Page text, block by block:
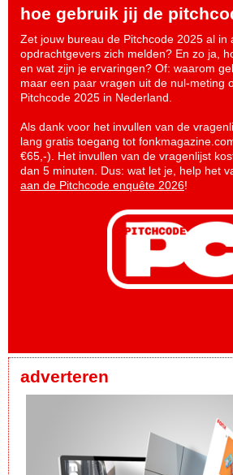
hoe gebruik jij de
Zet jouw bureau de Pitchcode 2025 al in
opdrachtgevers zich melden? En zo ja,
en wat zijn je ervaringen? Of: waarom
maar een paar vragen uit de nul-meting
Pitchcode 2025 in Nederland.
Als dank voor het invullen van de
lang gratis toegang tot
€65,-). Het invullen van de vragenlijst
dan 5 minuten. Dus: wat let je, help het
aan de Pitchcode enquête 2026!
adverteren